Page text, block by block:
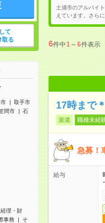
て
取る
取手市
間市
石
経理・財
事務
そ
土浦市のアルバイ
えています。さらに
6件中1～6件表示
17時まで
派遣 職種未経
急募！
給与